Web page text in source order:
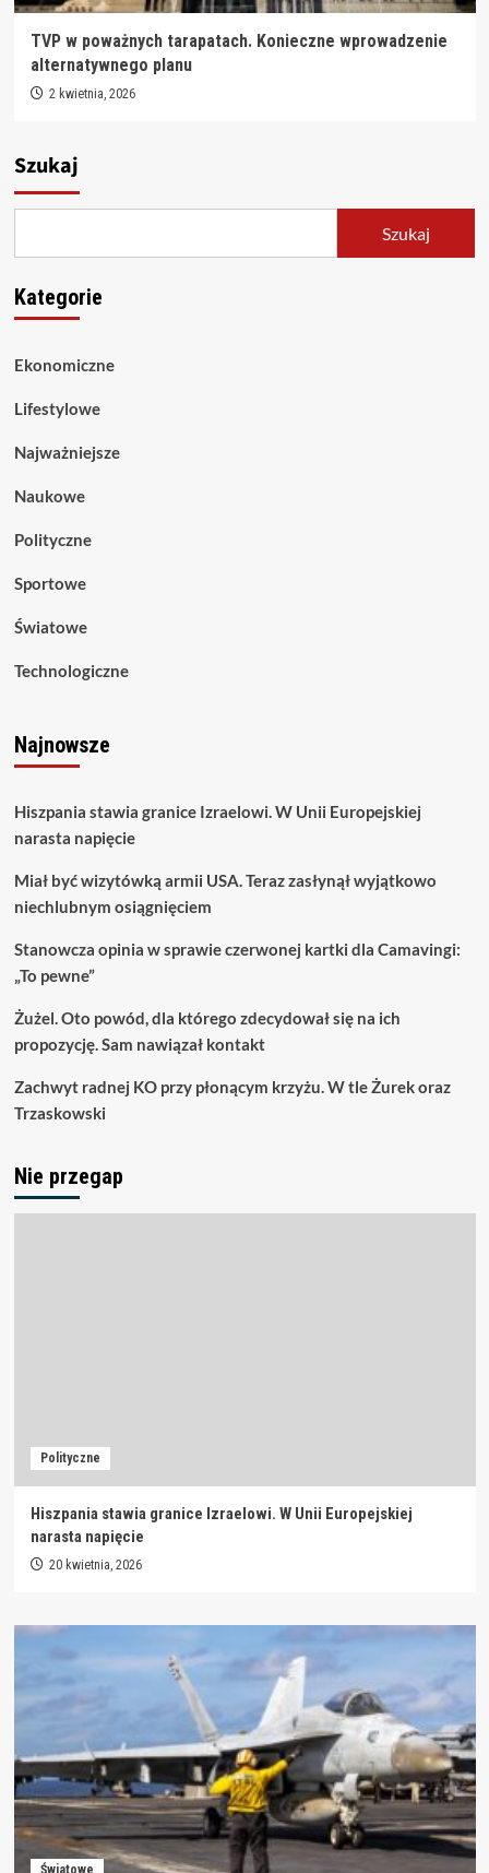
TVP w poważnych tarapatach. Konieczne wprowadzenie
alternatywnego planu
2 kwietnia, 2026
Szukaj
Szukaj
Kategorie
Ekonomiczne
Lifestylowe
Najważniejsze
Naukowe
Polityczne
Sportowe
Światowe
Technologiczne
Najnowsze
Hiszpania stawia granice Izraelowi. W Unii Europejskiej
narasta napięcie
Miał być wizytówką armii USA. Teraz zasłynął wyjątkowo
niechlubnym osiągnięciem
Stanowcza opinia w sprawie czerwonej kartki dla Camavingi:
„To pewne”
Żużel. Oto powód, dla którego zdecydował się na ich
propozycję. Sam nawiązał kontakt
Zachwyt radnej KO przy płonącym krzyżu. W tle Żurek oraz
Trzaskowski
Nie przegap
Polityczne
Hiszpania stawia granice Izraelowi. W Unii Europejskiej
narasta napięcie
20 kwietnia, 2026
Światowe